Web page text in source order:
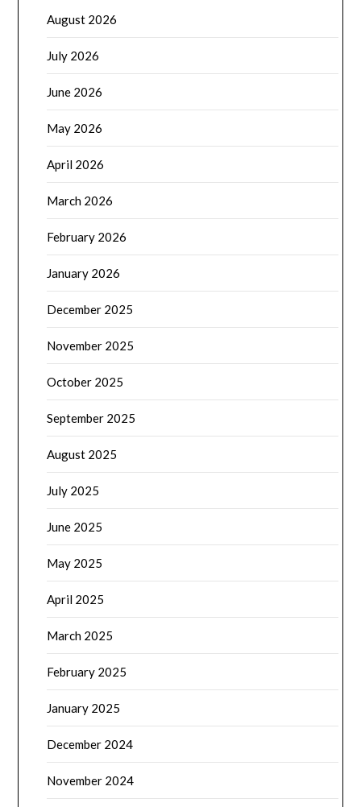
August 2026
July 2026
June 2026
May 2026
April 2026
March 2026
February 2026
January 2026
December 2025
November 2025
October 2025
September 2025
August 2025
July 2025
June 2025
May 2025
April 2025
March 2025
February 2025
January 2025
December 2024
November 2024